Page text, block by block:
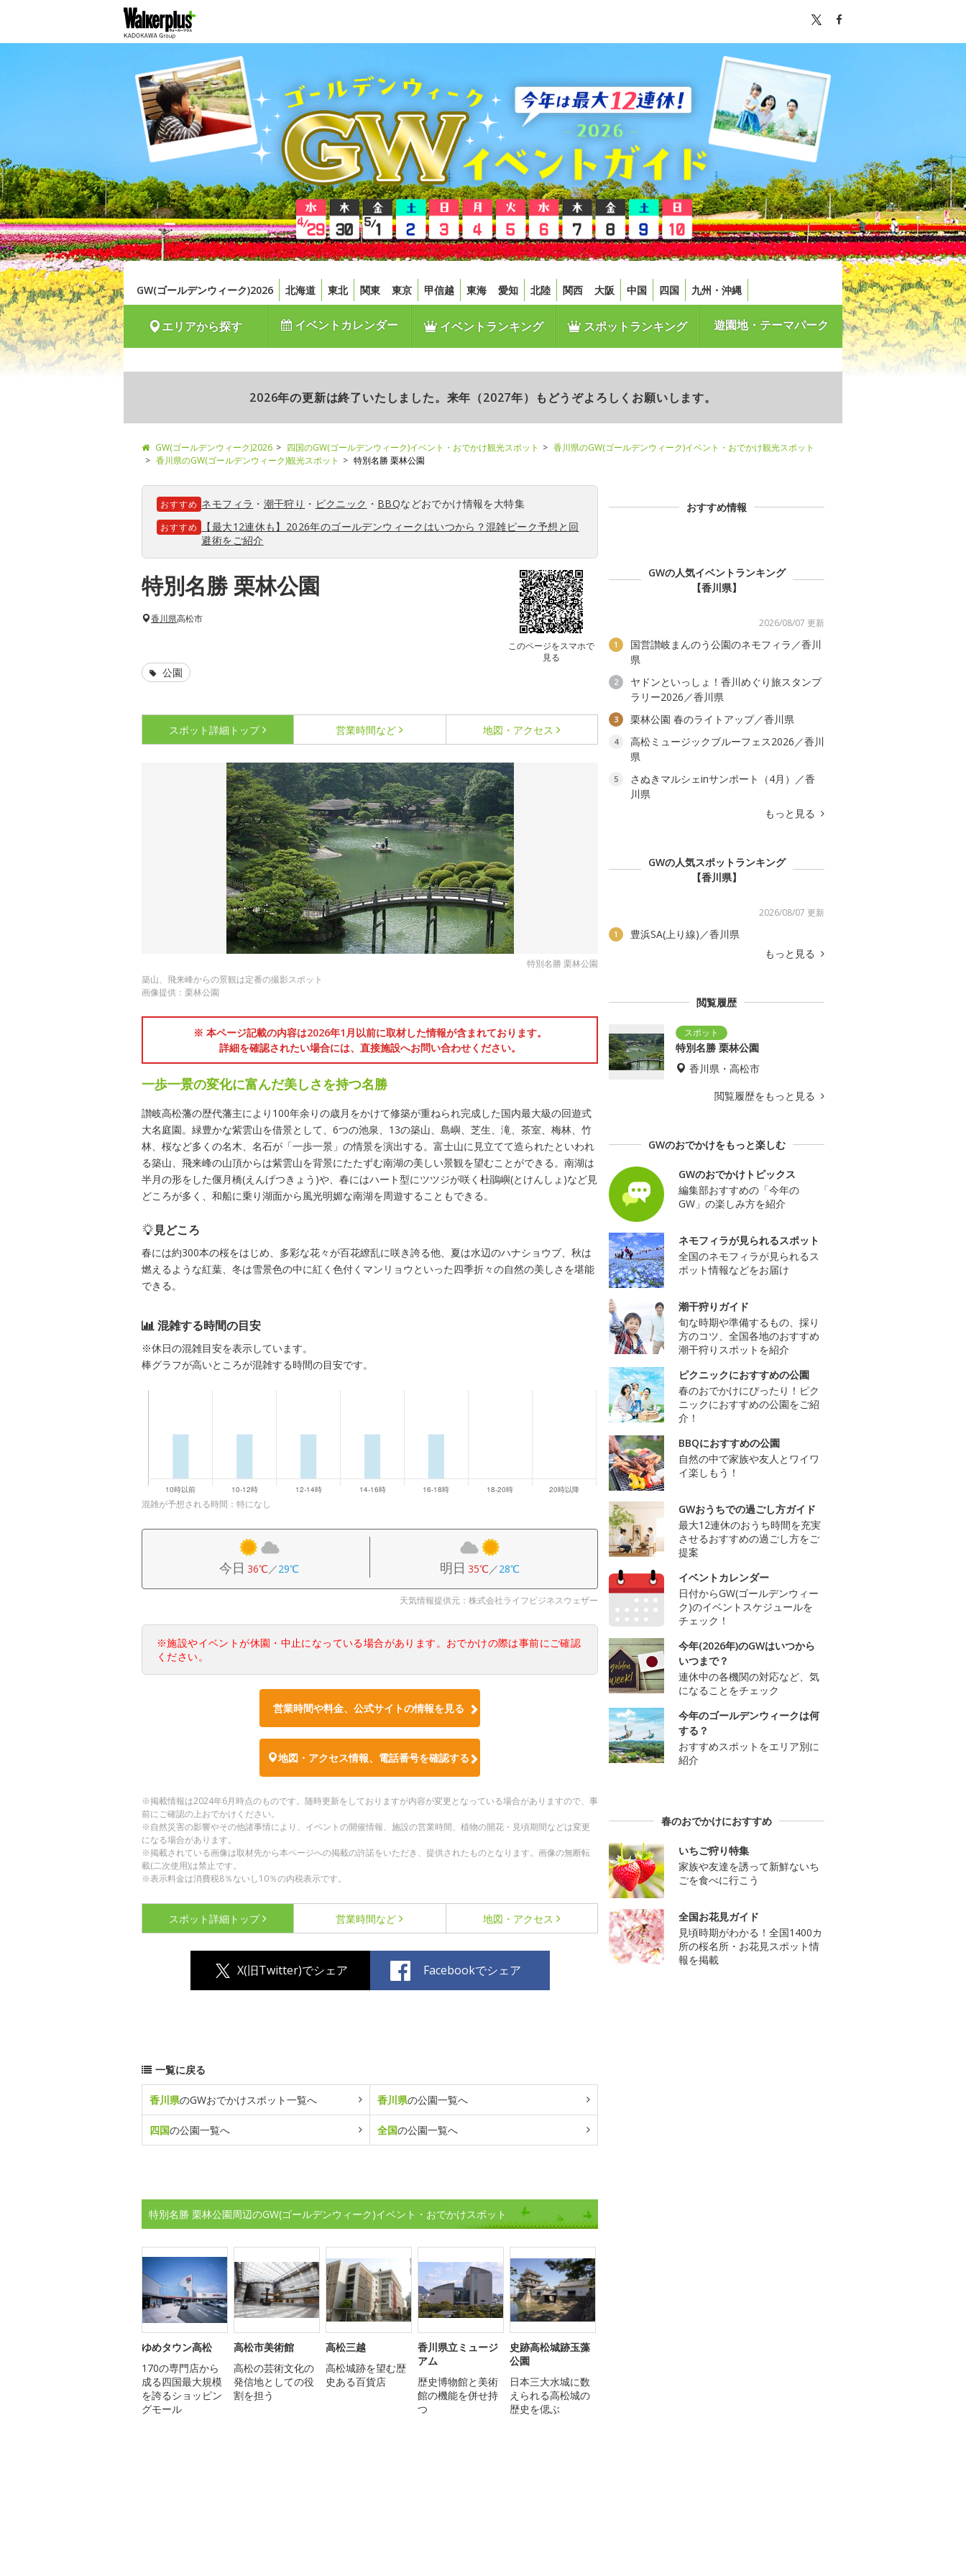
GW(ゴールデンウィーク)2026 北海道 東北 関東 東京 甲信越 東海 愛知 北陸 関西 大阪 中国 四国 九州・沖縄
エリアから探す イベントカレンダー イベントランキング スポットランキング 遊園地・テーマパーク
2026年の更新は終了いたしました。来年（2027年）もどうぞよろしくお願いします。
GW(ゴールデンウィーク)2026 四国のGW(ゴールデンウィーク)イベント・おでかけ観光スポット
香川県のGW(ゴールデンウィーク)イベント・おでかけ観光スポット
香川県のGW(ゴールデンウィーク)観光スポット
特別名勝 栗林公園
おすすめ ネモフィラ ・ 潮干狩り ・ ピクニック ・ BBQなどおでかけ情報を大特集
おすすめ
【最大12連休も】2026年のゴールデンウィークはいつから？混雑ピーク予想と回
避術をご紹介
特別名勝 栗林公園
このページをスマホで
見る
香川県高松市
公園
スポット詳細 トップ 営業時間など 地図・アクセス
特別名勝 栗林公園
築山、飛来峰からの景観は定番の撮影スポット
画像提供：栗林公園
※ 本ページ記載の内容は2026年1月以前に取材した情報が含まれております。
詳細を確認されたい場合には、直接施設へお問い合わせください。
一歩一景の変化に富んだ美しさを持つ名勝
讃岐高松藩の歴代藩主により100年余りの歳月をかけて修築が重ねられ完成した国内最大級の回遊式
大名庭園。緑豊かな紫雲山を借景として、6つの池泉、13の築山、島嶼、芝生、滝、茶室、梅林、竹
林、桜など多くの名木、名石が「一歩一景」の情景を演出する。富士山に見立てて造られたといわれ
る築山、飛来峰の山頂からは紫雲山を背景にたたずむ南湖の美しい景観を望むことができる。南湖は
半月の形をした偃月橋(えんげつきょう)や、春にはハート型にツツジが咲く杜鵑嶼(とけんしょ)など見
どころが多く、和船に乗り湖面から風光明媚な南湖を周遊することもできる。
見どころ
春には約300本の桜をはじめ、多彩な花々が百花繚乱に咲き誇る他、夏は水辺のハナショウブ、秋は
燃えるような紅葉、冬は雪景色の中に紅く色付くマンリョウといった四季折々の自然の美しさを堪能
できる。
混雑する時間の目安
※休日の混雑目安を表示しています。
棒グラフが高いところが混雑する時間の目安です。
混雑が予想される時間：特になし
今日 36℃／29℃ 明日 35℃／28℃
天気情報提供元：株式会社ライフビジネスウェザー
※施設やイベントが休園・中止になっている場合があります。おでかけの際は事前にご確認
ください。
営業時間や料金、公式サイトの情報を見る
地図・アクセス情報、電話番号を確認する
※掲載情報は2024年6月時点のものです。随時更新をしておりますが内容が変更となっている場合がありますので、事
前にご確認の上おでかけください。
※自然災害の影響やその他諸事情により、イベントの開催情報、施設の営業時間、植物の開花・見頃期間などは変更
になる場合があります。
※掲載されている画像は取材先から本ページへの掲載の許諾をいただき、提供されたものとなります。画像の無断転
載(二次使用)は禁止です。
※表示料金は消費税8％ないし10％の内税表示です。
スポット詳細 トップ 営業時間など 地図・アクセス
X(旧Twitter)でシェア Facebookでシェア
一覧に戻る
香川県のGWおでかけスポット一覧へ 香川県の公園一覧へ
四国の公園一覧へ 全国の公園一覧へ
特別名勝 栗林公園周辺のGW(ゴールデンウィーク)イベント・おでかけスポット
ゆめタウン高松
170の専門店から
成る四国最大規模
を誇るショッピン
グモール
高松市美術館
高松の芸術文化の
発信地としての役
割を担う
高松三越
高松城跡を望む歴
史ある百貨店
香川県立ミュージ
アム
歴史博物館と美術
館の機能を併せ持
つ
史跡高松城跡玉藻
公園
日本三大水城に数
えられる高松城の
歴史を偲ぶ
おすすめ情報
GWの人気イベントランキング
【香川県】
2026/08/07 更新
1
国営讃岐まんのう公園のネモフィラ／香川
県
2
ヤドンといっしょ！香川めぐり旅スタンプ
ラリー2026／香川県
3 栗林公園 春のライトアップ／香川県
4
高松ミュージックブルーフェス2026／香川
県
5
さぬきマルシェinサンポート（4月）／香
川県
もっと見る
GWの人気スポットランキング
【香川県】
2026/08/07 更新
1
豊浜SA(上り線)／香川県
もっと見る
閲覧履歴
特別名勝 栗林公園
香川県・高松市
閲覧履歴をもっと見る
GWのおでかけをもっと楽しむ
GWのおでかけトピックス
編集部おすすめの「今年の
GW」の楽しみ方を紹介
ネモフィラが見られるスポット
全国のネモフィラが見られるス
ポット情報などをお届け
潮干狩りガイド
旬な時期や準備するもの、採り
方のコツ、全国各地のおすすめ
潮干狩りスポットを紹介
ピクニックにおすすめの公園
春のおでかけにぴったり！ピク
ニックにおすすめの公園をご紹
介！
BBQにおすすめの公園
自然の中で家族や友人とワイワ
イ楽しもう！
GWおうちでの過ごし方ガイド
最大12連休のおうち時間を充実
させるおすすめの過ごし方をご
提案
イベントカレンダー
日付からGW(ゴールデンウィー
ク)のイベントスケジュールを
チェック！
今年(2026年)のGWはいつから
いつまで？
連休中の各機関の対応など、気
になることをチェック
今年のゴールデンウィークは何
する？
おすすめスポットをエリア別に
紹介
春のおでかけにおすすめ
いちご狩り特集
家族や友達を誘って新鮮ないち
ごを食べに行こう
全国お花見ガイド
見頃時期がわかる！全国1400カ
所の桜名所・お花見スポット情
報を掲載